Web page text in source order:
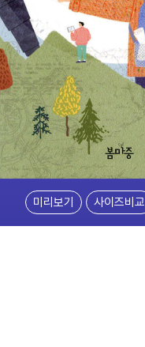
미리보기 사이즈비교